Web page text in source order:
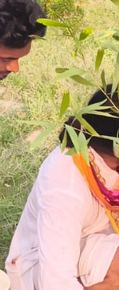
र
पो
ख
रा
पी
ठा
धी
श्व
र
गि
र
जे
स